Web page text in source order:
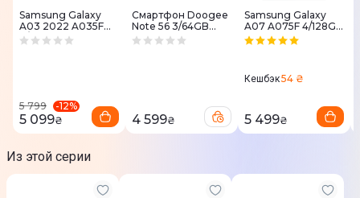
Вес устройства
0,9 кг
Комплектация
Руководство пользователя
Samsung Galaxy
A03 2022 A035F
4/64GB Blue (SM-
5 799 -12%
5 099₴
Смартфон Doogee
Note 56 3/64GB
Black (NOTE_56_BK)
4 599₴
Samsung Galaxy
A07 A075F 4/128GB
Black (SM-
A075FZKGSEK)
Кешбэк54 ₴
5 499₴
Из этой серии